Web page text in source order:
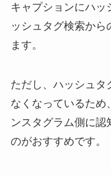
キャプションにハッ
ッシュタグ検索から
ます。
ただし、ハッシュタ
なくなっているため
ンスタグラム側に認
のがおすすめです。